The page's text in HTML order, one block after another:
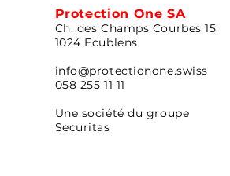
Protection One SA
Ch. des Champs Courbes 15
1024 Ecublens
info@protectionone.swiss
058 255 11 11
Une société du groupe
Securitas